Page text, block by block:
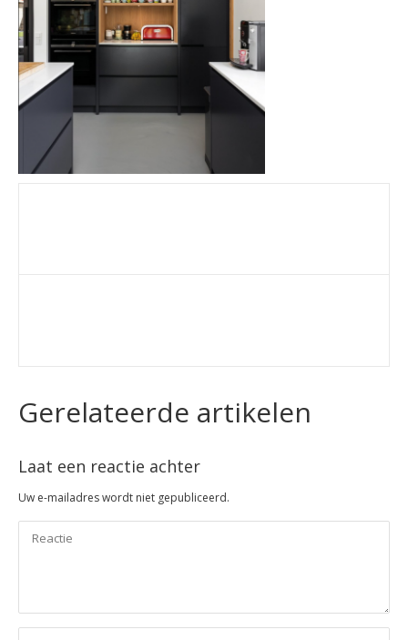
Gerelateerde artikelen
Laat een reactie achter
Uw e-mailadres wordt niet gepubliceerd.